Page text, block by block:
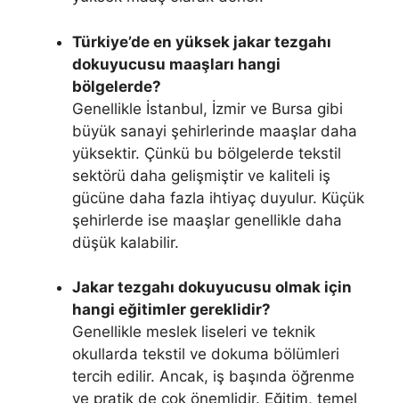
Türkiye’de en yüksek jakar tezgahı
dokuyucusu maaşları hangi
bölgelerde?
Genellikle İstanbul, İzmir ve Bursa gibi
büyük sanayi şehirlerinde maaşlar daha
yüksektir. Çünkü bu bölgelerde tekstil
sektörü daha gelişmiştir ve kaliteli iş
gücüne daha fazla ihtiyaç duyulur. Küçük
şehirlerde ise maaşlar genellikle daha
düşük kalabilir.
Jakar tezgahı dokuyucusu olmak için
hangi eğitimler gereklidir?
Genellikle meslek liseleri ve teknik
okullarda tekstil ve dokuma bölümleri
tercih edilir. Ancak, iş başında öğrenme
ve pratik de çok önemlidir. Eğitim, temel